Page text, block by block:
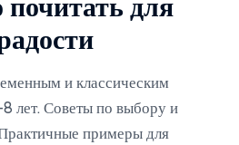
почитать для
и классическим
лет. Советы по выбору и
примеры для